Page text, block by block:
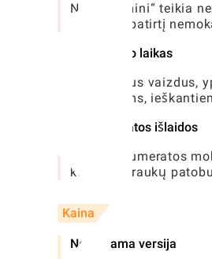
Nors „Remini“ teikia
vartotojo patirtį
Apdorojimo laikas
Patobulinus vaizdus,
vartotojams,
Prenumeratos išlaidos
Nors prenumeratos
kelių nuotraukų
Kaina
Nemokama versija